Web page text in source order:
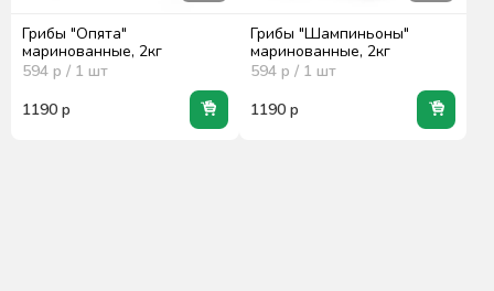
Грибы "Опята"
маринованные, 2кг
594 р / 1 шт
1190 р
Грибы "Шампиньоны"
маринованные, 2кг
594р / 1 шт
1190р